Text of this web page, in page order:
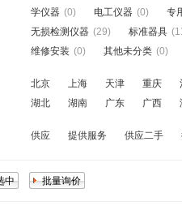
学仪器 (0) 电工仪器 (0) 专
无损检测仪器 (29) 标准器具
维修安装 (0) 其他未分类 (0)
北京 上海 天津 重庆
湖北
湖南 广东 广西
供应 提供服务 供应二手